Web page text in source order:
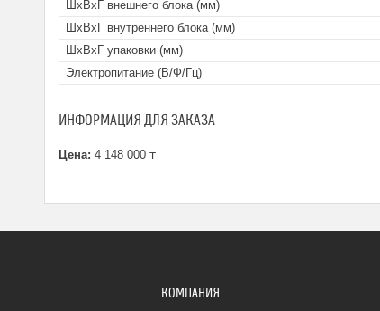
ШxВxГ внешнего блока (мм)
ШxВxГ внутреннего блока (мм)
ШxВxГ упаковки (мм)
Электропитание (В/Ф/Гц)
ИНФОРМАЦИЯ ДЛЯ ЗАКАЗА
Цена: 4 148 000 ₸